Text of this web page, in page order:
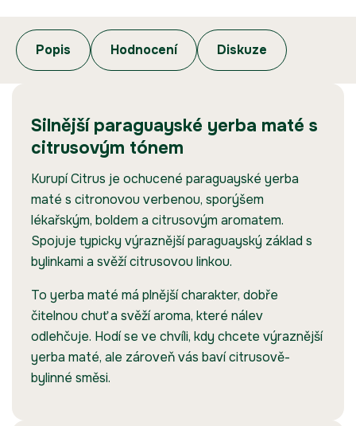
Popis Hodnocení Diskuze
Silnější paraguayské yerba maté s
citrusovým tónem
Kurupí Citrus je ochucené paraguayské yerba
maté s citronovou verbenou, sporýšem
lékařským, boldem a citrusovým aromatem.
Spojuje typicky výraznější paraguayský základ s
bylinkami a svěží citrusovou linkou.
To yerba maté má plnější charakter, dobře
čitelnou chuť a svěží aroma, které nálev
odlehčuje. Hodí se ve chvíli, kdy chcete výraznější
yerba maté, ale zároveň vás baví citrusově-
bylinné směsi.